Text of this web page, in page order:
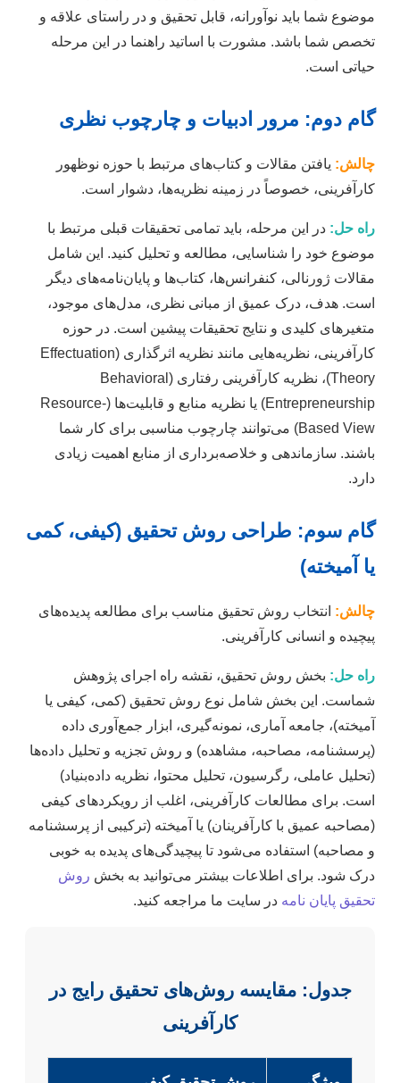
موضوع شما باید نوآورانه، قابل تحقیق و در راستای علاقه و
تخصص شما باشد. مشورت با اساتید راهنما در این مرحله
حیاتی است.
گام دوم: مرور ادبیات و چارچوب نظری
چالش: یافتن مقالات و کتاب‌های مرتبط با حوزه نوظهور
کارآفرینی، خصوصاً در زمینه نظریه‌ها، دشوار است.
راه حل: در این مرحله، باید تمامی تحقیقات قبلی مرتبط با
موضوع خود را شناسایی، مطالعه و تحلیل کنید. این شامل
مقالات ژورنالی، کنفرانس‌ها، کتاب‌ها و پایان‌نامه‌های دیگر
است. هدف، درک عمیق از مبانی نظری، مدل‌های موجود،
متغیرهای کلیدی و نتایج تحقیقات پیشین است. در حوزه
کارآفرینی، نظریه‌هایی مانند نظریه اثرگذاری (Effectuation
Theory)، نظریه کارآفرینی رفتاری (Behavioral
Entrepreneurship) یا نظریه منابع و قابلیت‌ها (Resource-
Based View) می‌توانند چارچوب مناسبی برای کار شما
باشند. سازماندهی و خلاصه‌برداری از منابع اهمیت زیادی
دارد.
گام سوم: طراحی روش تحقیق (کیفی، کمی
یا آمیخته)
چالش: انتخاب روش تحقیق مناسب برای مطالعه پدیده‌های
پیچیده و انسانی کارآفرینی.
راه حل: بخش روش تحقیق، نقشه راه اجرای پژوهش
شماست. این بخش شامل نوع روش تحقیق (کمی، کیفی یا
آمیخته)، جامعه آماری، نمونه‌گیری، ابزار جمع‌آوری داده
(پرسشنامه، مصاحبه، مشاهده) و روش تجزیه و تحلیل داده‌ها
(تحلیل عاملی، رگرسیون، تحلیل محتوا، نظریه داده‌بنیاد)
است. برای مطالعات کارآفرینی، اغلب از رویکردهای کیفی
(مصاحبه عمیق با کارآفرینان) یا آمیخته (ترکیبی از پرسشنامه
و مصاحبه) استفاده می‌شود تا پیچیدگی‌های پدیده به خوبی
درک شود. برای اطلاعات بیشتر می‌توانید به بخش روش
تحقیق پایان نامه در سایت ما مراجعه کنید.
جدول: مقایسه روش‌های تحقیق رایج در
کارآفرینی